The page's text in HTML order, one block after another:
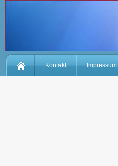
Kontakt Impressum